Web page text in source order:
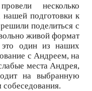
несколько
нашей подготовки к
поделиться с
живой формат
один из наших
с Андреем, на
места Андрея,
на выбранную